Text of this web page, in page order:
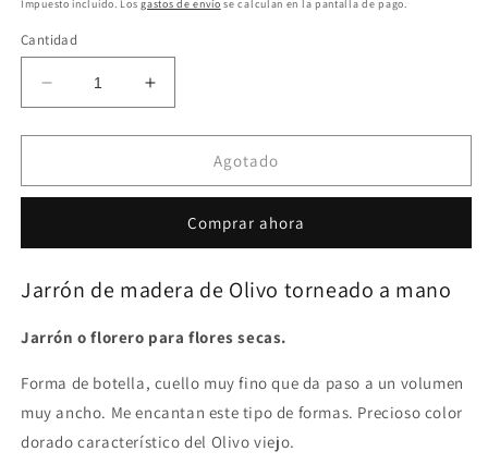
Impuesto incluido. Losgastos de envío se calculan en la pantalla de pago.
Cantidad
Reducir
cantidad
para
Jarron
de
Olivo
Aumentar
cantidad
para
Jarron
madera
de
Agotado
Comprar ahora
Jarrón de madera de Olivo torneado a mano
Jarrón o florero para flores secas.
Forma de botella, cuello muy fino que da paso a un volumen
muy ancho. Me encantan este tipo de formas. Precioso color
dorado característico del Olivo viejo.